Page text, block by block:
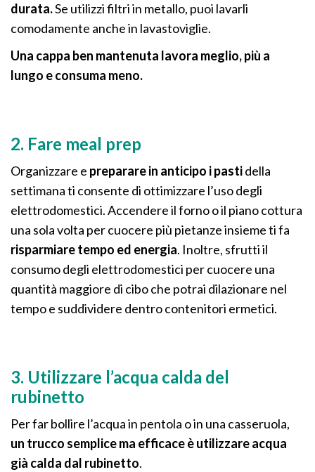
durata.Se utilizzi filtri in metallo, puoi lavarli
comodamente anche in lavastoviglie.
Una cappa ben mantenuta lavora meglio, più a
lungo e consuma meno.
2. Fare meal prep
Organizzare e preparare in anticipo i pastidella
settimana ti consente di ottimizzare l’uso degli
elettrodomestici. Accendere il forno o il piano cottura
una sola volta per cuocere più pietanze insieme ti fa
risparmiare tempo ed energia. Inoltre, sfrutti il
consumo degli elettrodomestici per cuocere una
quantità maggiore di cibo che potrai dilazionare nel
tempo e suddividere dentro contenitori ermetici.
3. Utilizzare l’acqua calda del
rubinetto
Per far bollire l’acqua in pentola o in una casseruola,
un trucco semplice ma efficace è utilizzare acqua
già calda dal rubinetto.